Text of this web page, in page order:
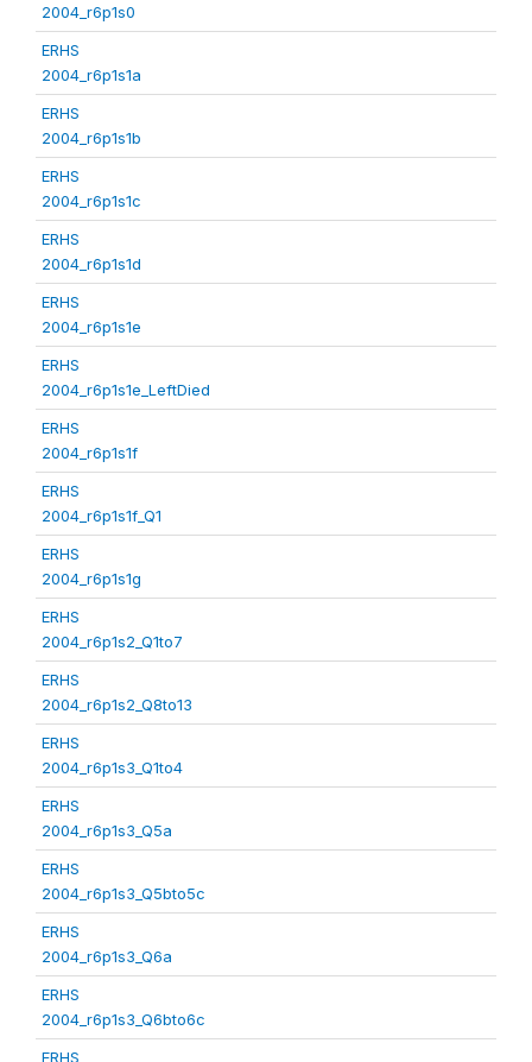
2004_r6p1s0
ERHS
2004_r6p1s1a
ERHS
2004_r6p1s1b
ERHS
2004_r6p1s1c
ERHS
2004_r6p1s1d
ERHS
2004_r6p1s1e
ERHS
2004_r6p1s1e_LeftDied
ERHS
2004_r6p1s1f
ERHS
2004_r6p1s1f_Q1
ERHS
2004_r6p1s1g
ERHS
2004_r6p1s2_Q1to7
ERHS
2004_r6p1s2_Q8to13
ERHS
2004_r6p1s3_Q1to4
ERHS
2004_r6p1s3_Q5a
ERHS
2004_r6p1s3_Q5bto5c
ERHS
2004_r6p1s3_Q6a
ERHS
2004_r6p1s3_Q6bto6c
ERHS